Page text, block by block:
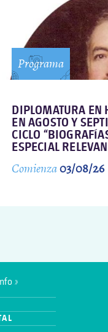
Programa
DIPLOMATURA EN
EN AGOSTO Y
CICLO
ESPECIAL
Comienza03/08/26
»